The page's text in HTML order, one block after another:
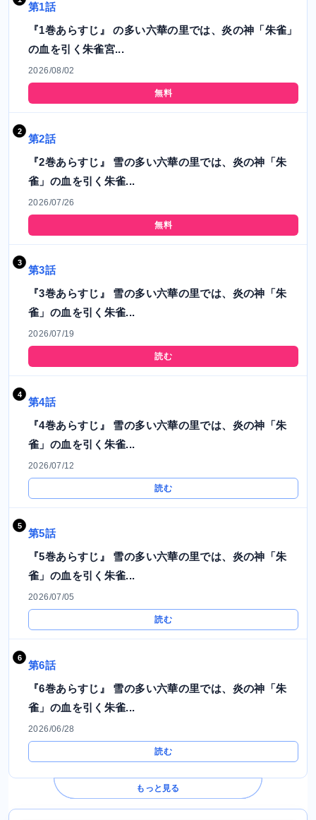
第1話
『1巻あらすじ』 の多い六華の里では、炎の神「朱雀」
の血を引く朱雀宮...
2026/08/02
無料
第2話
『2巻あらすじ』 雪の多い六華の里では、炎の神「朱
雀」の血を引く朱雀...
2026/07/26
無料
第3話
『3巻あらすじ』 雪の多い六華の里では、炎の神「朱
雀」の血を引く朱雀...
2026/07/19
読む
第4話
『4巻あらすじ』 雪の多い六華の里では、炎の神「朱
雀」の血を引く朱雀...
2026/07/12
読む
第5話
『5巻あらすじ』 雪の多い六華の里では、炎の神「朱
雀」の血を引く朱雀...
2026/07/05
読む
第6話
『6巻あらすじ』 雪の多い六華の里では、炎の神「朱
雀」の血を引く朱雀...
2026/06/28
読む
もっと見る